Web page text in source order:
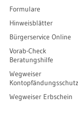
Formulare
Hinweisblätter
Bürgerservice Online
Vorab-Check
Beratungshilfe
Wegweiser
Kontopfändungsschutz
Wegweiser Erbschein